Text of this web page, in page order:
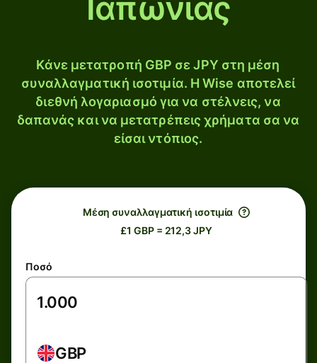
Κάνε μετατροπή GBP σε JPY στη μέση
συναλλαγματική ισοτιμία. Η Wise αποτελεί
διεθνή λογαριασμό για να στέλνεις, να
δαπανάς και να μετατρέπεις χρήματα σα να
είσαι ντόπιος.
Μέση συναλλαγματική ισοτιμία
£1 GBP = 212,3 JPY
Ποσό
GBP